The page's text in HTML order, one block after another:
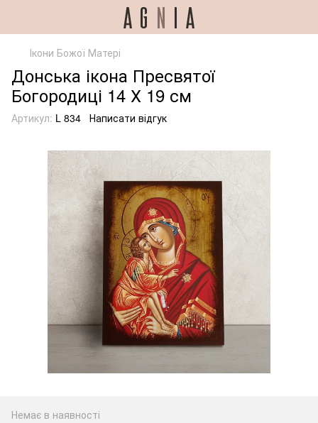
Ікони Божої Матері
Донська ікона Пресвятої
Богородиці 14 Х 19 см
Артикул: L 834 Написати відгук
Немає в наявності